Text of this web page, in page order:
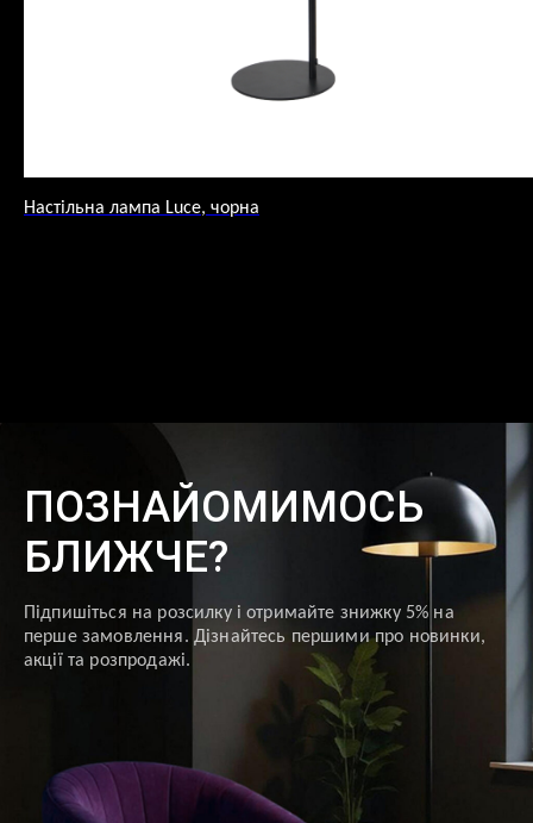
Настільна лампа Luce, чорна
ПОЗНАЙОМИМОСЬ
БЛИЖЧЕ?
Підпишіться на розсилку і отримайте знижку 5% на
перше замовлення. Дізнайтесь першими про новинки,
акції та розпродажі.